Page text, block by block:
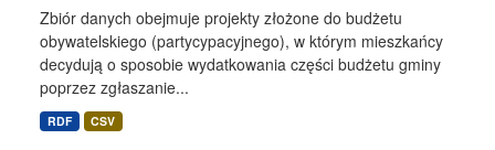
Zbiór danych obejmuje projekty złożone do budżetu
obywatelskiego (partycypacyjnego), w którym mieszkańcy
decydują o sposobie wydatkowania części budżetu gminy
poprzez zgłaszanie...
RDF CSV